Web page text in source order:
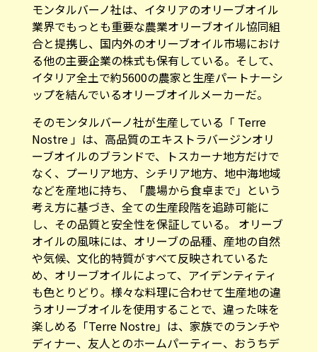
モンタルバーノ社は、イタリアのオリーブオイル
業界でもっとも重要な農業オリーブオイル協同組
合と提携し、国内外のオリーブオイル市場におけ
る他の主要企業の株式も保有している。そして、
イタリア全土で約5600の農家と生産パートナーシ
ップを結んでいるオリーブオイルメーカーだ。
そのモンタルバーノ社が生産している「 Terre
Nostre 」は、高品質のエキストラバージンオリ
ーブオイルのブランドで、トスカーナ地方だけで
なく、プーリア地方、シチリア地方、地中海地域
などを産地に持ち、「農場から食卓まで」という
考え方に基づき、全ての生産段階を追跡可能に
し、その品質と安全性を保証している。 オリーブ
オイルの風味には、オリーブの品種、産地の自然
や気候、文化的特質がすべて反映されているた
め、オリーブオイルによって、アイデンティティ
も色とりどり。様々な料理に合わせて生産地の違
うオリーブオイルを使用することで、違った味を
楽しめる「Terre Nostre」は、家族でのランチや
ディナー、友人とのホームパーティー、おうちデ